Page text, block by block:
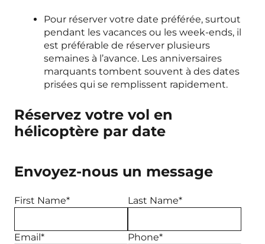
Pour réserver votre date préférée, surtout
pendant les vacances ou les week-ends, il
est préférable de réserver plusieurs
semaines à l’avance. Les anniversaires
marquants tombent souvent à des dates
prisées qui se remplissent rapidement.
Réservez votre vol en
hélicoptère par date
Envoyez-nous un message
First Name* Last Name*
Email* Phone*